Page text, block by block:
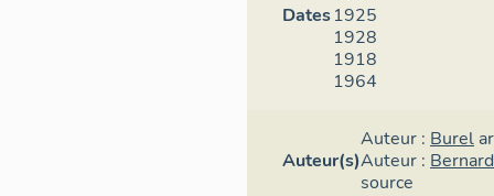
Dates1925
1928
1918
1964
Auteur(s)
Auteur : Burel
Auteur :
source